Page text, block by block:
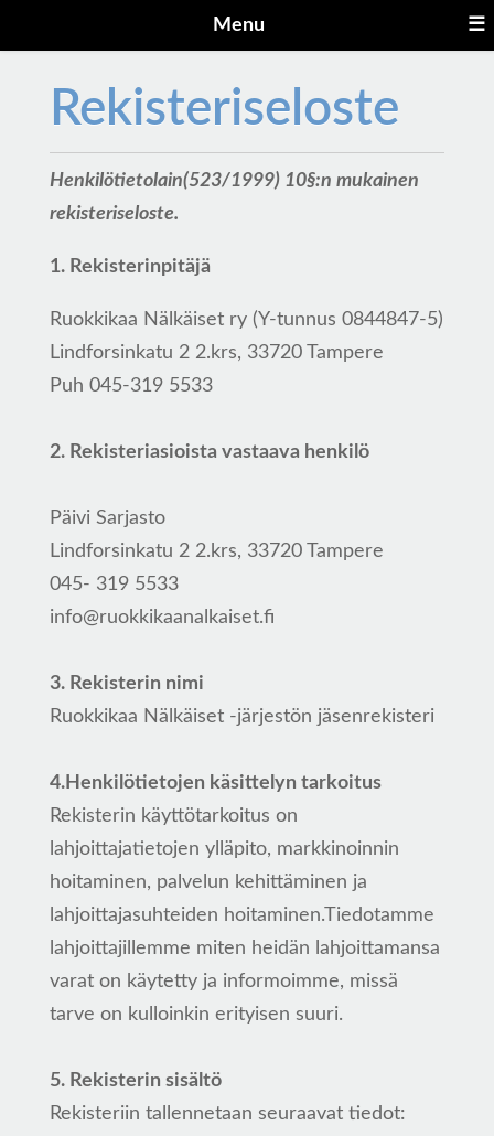
Menu ☰
Rekisteriseloste
Henkilötietolain(523/1999) 10§:n mukainen
rekisteriseloste.
1. Rekisterinpitäjä
Ruokkikaa Nälkäiset ry (Y-tunnus 0844847-5)
Lindforsinkatu 2 2.krs, 33720 Tampere
Puh 045-319 5533
2. Rekisteriasioista vastaava henkilö
Päivi Sarjasto
Lindforsinkatu 2 2.krs, 33720 Tampere
045- 319 5533
info@ruokkikaanalkaiset.fi
3. Rekisterin nimi
Ruokkikaa Nälkäiset -järjestön jäsenrekisteri
4.Henkilötietojen käsittelyn tarkoitus
Rekisterin käyttötarkoitus on
lahjoittajatietojen ylläpito, markkinoinnin
hoitaminen, palvelun kehittäminen ja
lahjoittajasuhteiden hoitaminen.Tiedotamme
lahjoittajillemme miten heidän lahjoittamansa
varat on käytetty ja informoimme, missä
tarve on kulloinkin erityisen suuri.
5. Rekisterin sisältö
Rekisteriin tallennetaan seuraavat tiedot: